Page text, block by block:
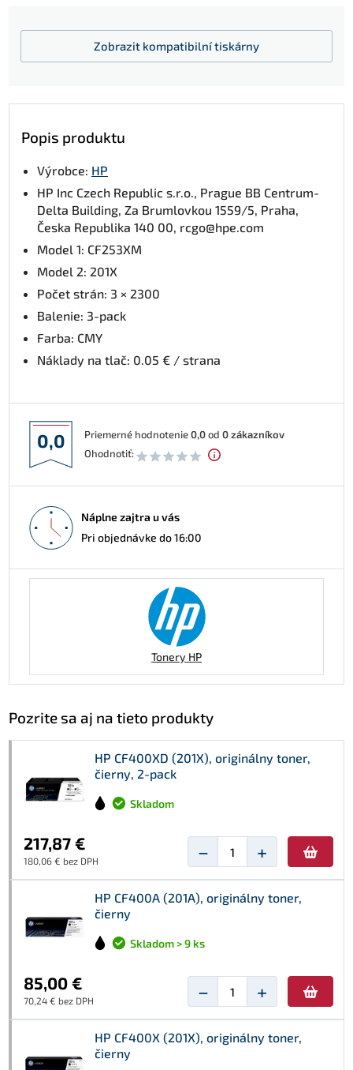
Zobrazit kompatibilní tiskárny
Popis produktu
Výrobce: HP
HP Inc Czech Republic s.r.o., Prague BB Centrum-
Delta Building, Za Brumlovkou 1559/5, Praha,
Česka Republika 140 00, rcgo@hpe.com
Model 1: CF253XM
Model 2: 201X
Počet strán: 3 × 2300
Balenie: 3-pack
Farba: CMY
Náklady na tlač: 0.05 € / strana
0,0 Priemerné hodnotenie0,0od 0zákazníkov
Ohodnotiť:
Náplne zajtra u vás
Pri objednávke do 16:00
Tonery HP
Pozrite sa aj na tieto produkty
HP CF400XD (201X), originálny toner,
čierny, 2-pack
Skladom
217,87 €
180,06 € bez DPH − +
HP CF400A (201A), originálny toner,
čierny
Skladom > 9 ks
85,00 €
70,24 € bez DPH − +
HP CF400X (201X), originálny toner,
čierny